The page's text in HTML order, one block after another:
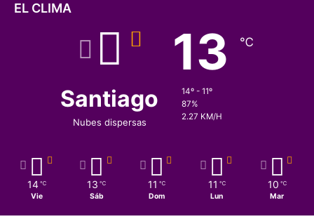
EL CLIMA
Santiago
Nubes dispersas
13 ℃
14º - 11º
87%
2.27 KM/H
14 ℃
Vie
13 ℃
Sáb
11 ℃
Dom
11 ℃
Lun
10 ℃
Mar